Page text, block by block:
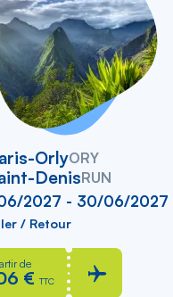
OrlyORY
DenisRUN
2027 - 30/06/2027
/ Retour
de
€ TTC